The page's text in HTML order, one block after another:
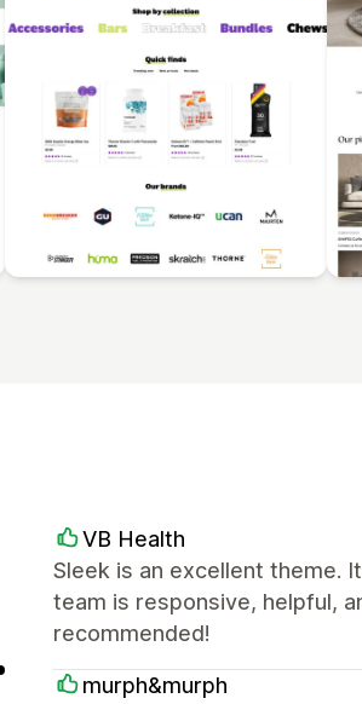
VB Health
Sleek is an excellent theme.
team is responsive, helpful,
recommended!
murph&murph